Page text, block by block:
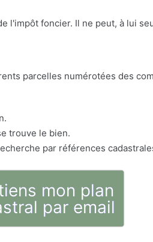
l'impôt foncier. Il ne peut, à lui
parcelles numérotées des
trouve le bien.
par références
mon plan
par email